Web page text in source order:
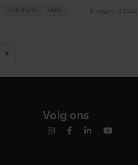
17 augustus 2022
Restaurants Chefs
»
Volg ons